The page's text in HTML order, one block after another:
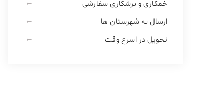
خمکاری و برشکاری سفارشی
ارسال به شهرستان ها
تحویل در اسرع وقت